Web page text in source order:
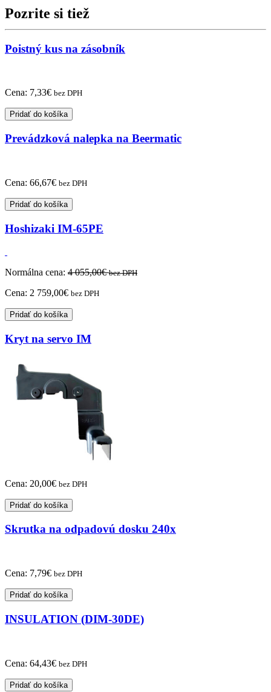
240XNE
Pozrite si tiež
Poistný kus na zásobník
Cena: 7,33€ bez DPH
Pridať do košíka
Prevádzková nalepka na Beermatic
Cena: 66,67€ bez DPH
Pridať do košíka
Hoshizaki IM-65PE
Normálna cena: 4 055,00€ bez DPH
Cena: 2 759,00€ bez DPH
Pridať do košíka
Kryt na servo IM
Cena: 20,00€ bez DPH
Pridať do košíka
Skrutka na odpadovú dosku 240x
Cena: 7,79€ bez DPH
Pridať do košíka
INSULATION (DIM-30DE)
Cena: 64,43€ bez DPH
Pridať do košíka